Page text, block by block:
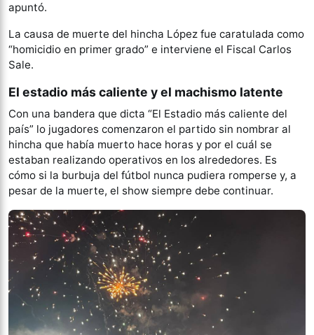
apuntó.
La causa de muerte del hincha López fue caratulada como
“homicidio en primer grado” e interviene el Fiscal Carlos
Sale.
El estadio más caliente y el machismo latente
Con una bandera que dicta “El Estadio más caliente del
país” lo jugadores comenzaron el partido sin nombrar al
hincha que había muerto hace horas y por el cuál se
estaban realizando operativos en los alrededores. Es
cómo si la burbuja del fútbol nunca pudiera romperse y, a
pesar de la muerte, el show siempre debe continuar.